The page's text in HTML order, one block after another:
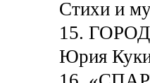
Стихи и
15. ГОРОД
Юрия